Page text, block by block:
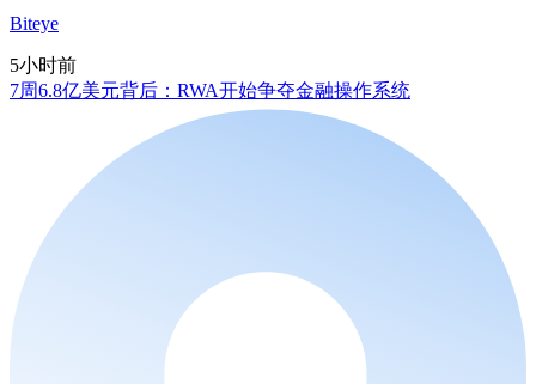
Biteye
5小时前
7周6.8亿美元背后：RWA开始争夺金融操作系统